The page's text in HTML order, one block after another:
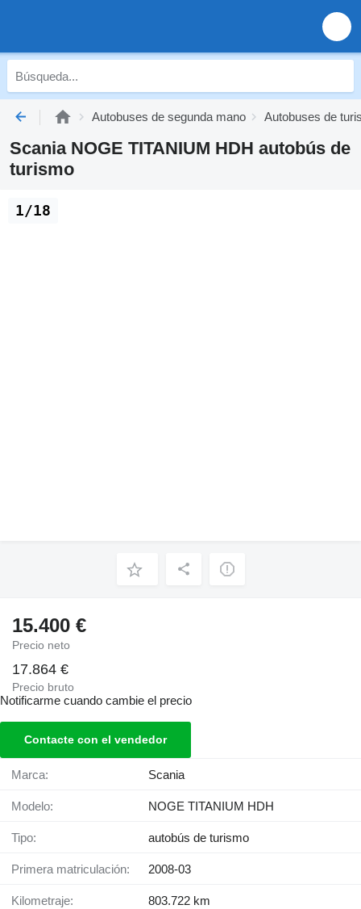
Autobuses de segunda mano Autobuses de
Scania NOGE TITANIUM HDH autobús de
turismo
1/18
15.400 €
Precio neto
17.864 €
Precio bruto
Notificarme cuando cambie el precio
Contacte con el vendedor
Marca: Scania
Modelo: NOGE TITANIUM HDH
Tipo: autobús de turismo
Primera matriculación: 2008-03
Kilometraje: 803.722 km